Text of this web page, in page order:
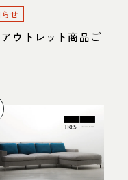
せ
ウトレット商品ご